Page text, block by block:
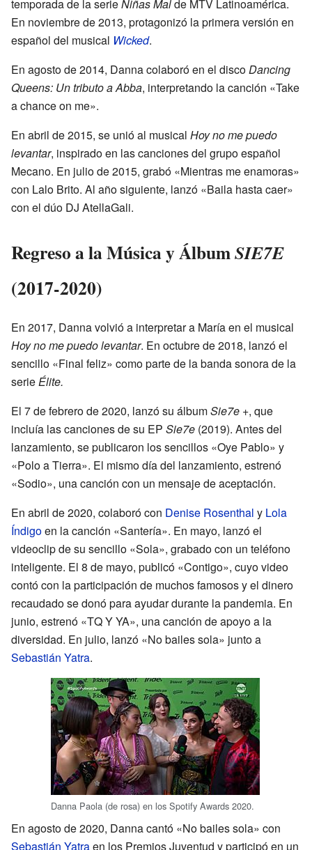
temporada de la serieNiñas Malde MTV Latinoamérica.
En noviembre de 2013, protagonizó la primera versión en
español del musical Wicked.
En agosto de 2014, Danna colaboró en el discoDancing
Queens: Un tributo a Abba, interpretando la canción «Take
a chance on me».
En abril de 2015, se unió al musical Hoy no me puedo
levantar, inspirado en las canciones del grupo español
Mecano. En julio de 2015, grabó «Mientras me enamoras»
con Lalo Brito. Al año siguiente, lanzó «Baila hasta caer»
con el dúo DJ AtellaGali.
Regreso a la Música y ÁlbumSIE7E
(2017-2020)
En 2017, Danna volvió a interpretar a María en el musical
Hoy no me puedo levantar. En octubre de 2018, lanzó el
sencillo «Final feliz» como parte de la banda sonora de la
serieÉlite.
El 7 de febrero de 2020, lanzó su álbumSie7e +, que
incluía las canciones de su EP Sie7e (2019). Antes del
lanzamiento, se publicaron los sencillos «Oye Pablo» y
«Polo a Tierra». El mismo día del lanzamiento, estrenó
«Sodio», una canción con un mensaje de aceptación.
En abril de 2020, colaboró con Denise Rosenthal y Lola
Índigoen la canción «Santería». En mayo, lanzó el
videoclip de su sencillo «Sola», grabado con un teléfono
inteligente. El 8 de mayo, publicó «Contigo», cuyo video
contó con la participación de muchos famosos y el dinero
recaudado se donó para ayudar durante la pandemia. En
junio, estrenó «TQ Y YA», una canción de apoyo a la
diversidad. En julio, lanzó «No bailes sola» junto a
Sebastián Yatra.
Danna Paola (de rosa) en los Spotify Awards 2020.
En agosto de 2020, Danna cantó «No bailes sola» con
Sebastián Yatraen los Premios Juventud y participó en un